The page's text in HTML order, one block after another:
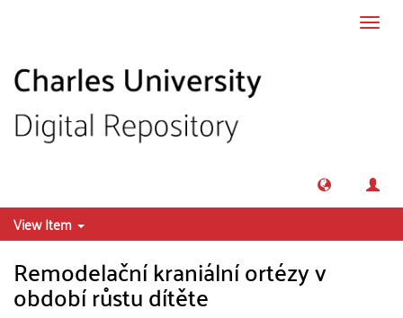
View Item
Remodelační kraniální ortézy v
období růstu dítěte